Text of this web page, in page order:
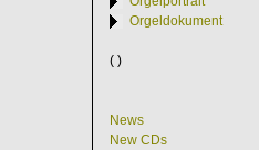
Orgeldokument
( )
News
New CDs